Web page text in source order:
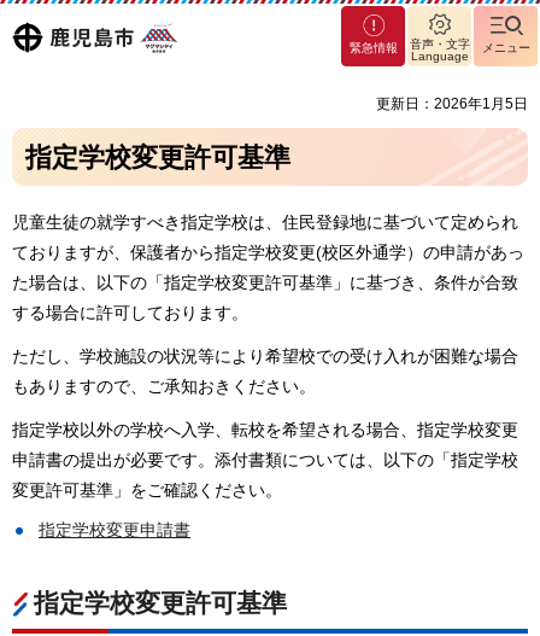
鹿児島
マグ
マシ
島市
緊急情報
音声・文字
Language
メニュー
更新日：2026年1月5日
指定学校変更許可基準
児童生徒の就学すべき指定学校は、住民登録地に基づいて定められ
ておりますが、保護者から指定学校変更(校区外通学）の申請があっ
た場合は、以下の「指定学校変更許可基準」に基づき、条件が合致
する場合に許可しております。
ただし、学校施設の状況等により希望校での受け入れが困難な場合
もありますので、ご承知おきください。
指定学校以外の学校へ入学、転校を希望される場合、指定学校変更
申請書の提出が必要です。添付書類については、以下の「指定学校
変更許可基準」をご確認ください。
指定学校変更申請書
指定学校変更許可基準